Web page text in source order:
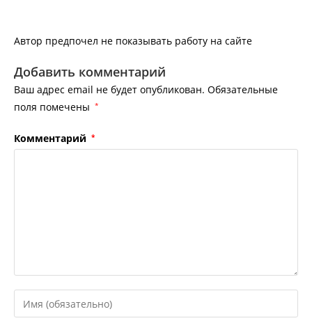
Автор предпочел не показывать работу на сайте
Добавить комментарий
Ваш адрес email не будет опубликован. Обязательные
поля помечены *
Комментарий *
Введите
свое